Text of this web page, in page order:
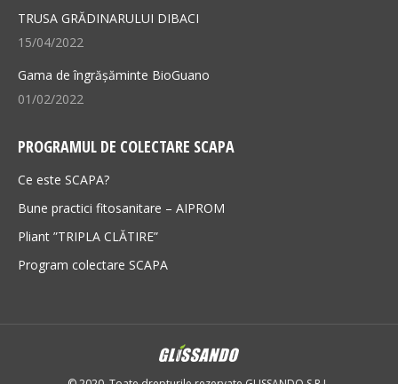
TRUSA GRĂDINARULUI DIBACI
15/04/2022
Gama de îngrășăminte BioGuano
01/02/2022
PROGRAMUL DE COLECTARE SCAPA
Ce este SCAPA?
Bune practici fitosanitare – AIPROM
Pliant ”TRIPLA CLĂTIRE”
Program colectare SCAPA